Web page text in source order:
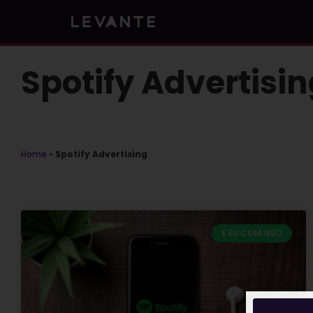
Spotify
Home » Spotify Advertising
E EU COM ISSO